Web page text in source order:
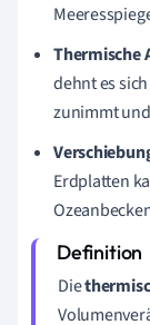
Thermische
dehnt es
zunimmt
Erdplatten
Die